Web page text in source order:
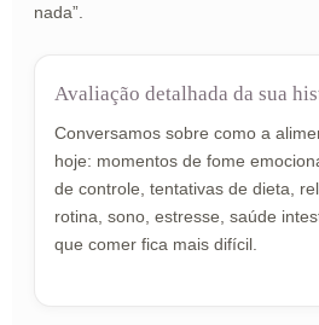
nada”.
Avaliação detalhada da sua
Conversamos sobre como a
hoje: momentos de fome
de controle, tentativas de dieta,
rotina, sono, estresse, saúde
que comer fica mais difícil.